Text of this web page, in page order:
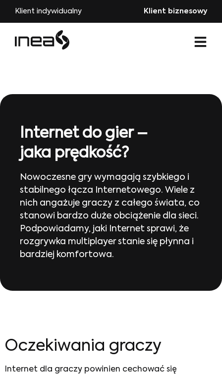
Klient indywidualny Klient biznesowy
Internet do gier –
jaka prędkość?
Nowoczesne gry wymagają szybkiego i
stabilnego łącza Internetowego. Wiele z
nich angażuje graczy z całego świata, co
stanowi bardzo duże obciążenie dla sieci.
Podpowiadamy, jaki Internet sprawi, że
rozgrywka multiplayer stanie się płynna i
bardziej komfortowa.
Oczekiwania graczy
Internet dla graczy powinien cechować się